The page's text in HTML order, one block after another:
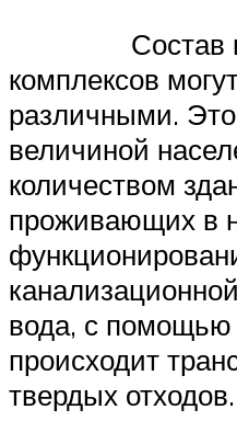
Состав и
комплексов
различными.
величиной
количеством
проживающих в
вода, с помощью
происходит
твердых